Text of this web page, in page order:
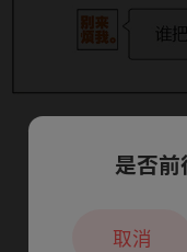
下一话
本章节仅
是否
取消